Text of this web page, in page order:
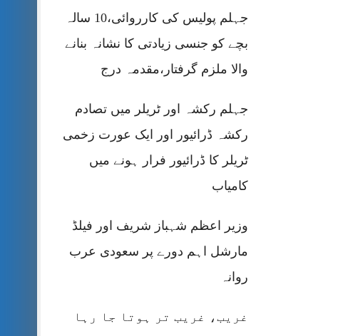
جہلم پولیس کی کارروائی،10 سالہ
بچے کو جنسی زیادتی کا نشانہ بنانے
والا ملزم گرفتار،مقدمہ درج
جہلم رکشہ اور ٹریلر میں تصادم
رکشہ ڈرائیور اور ایک عورت زخمی
ٹریلر کا ڈرائیور فرار ہونے میں
کامیاب
وزیر اعظم شہباز شریف اور فیلڈ
مارشل اہم دورے پر سعودی عرب
روانہ
غریب، غریب تر ہوتا جا رہا